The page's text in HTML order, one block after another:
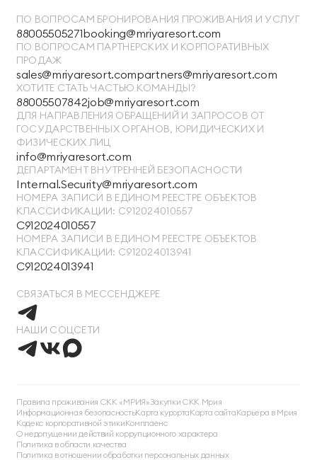
ДОПОЛНИТЕЛЬНЫЙ ТЕЛЕФОН ДЛЯ СВЯЗИ
+74991107964
ПО ВОПРОСАМ БРОНИРОВАНИЯ ПРОЖИВАНИЯ И УСЛУГ
88005505271booking@mriyaresort.com
ПО ВОПРОСАМ ПАРТНЕРСКИХ И КОРПОРАТИВНЫХ
ПРОДАЖ
sales@mriyaresort.compartners@mriyaresort.com
ХОТИТЕ СТАТЬ ЧАСТЬЮ КОМАНДЫ?
88005507842job@mriyaresort.com
ДЛЯ НАПРАВЛЕНИЯ ОБРАЩЕНИЙ И ЗАПРОСОВ ОТ
ГОСУДАРСТВЕННЫХ ОРГАНОВ, ЮРИДИЧЕСКИХ И
ФИЗИЧЕСКИХ ЛИЦ
info@mriyaresort.com
ДЕПАРТАМЕНТ ВНУТРЕННЕЙ БЕЗОПАСНОСТИ
Internal.Security@mriyaresort.com
НОМЕРА ЗАПИСИ В ЕДИНОМ РЕЕСТРЕ ОБЪЕКТОВ
КЛАССИФИКАЦИИ: С912024010557
С912024010557
НОМЕРА ЗАПИСИ В ЕДИНОМ РЕЕСТРЕ ОБЪЕКТОВ
КЛАССИФИКАЦИИ: С912024013941
С912024013941
СВЯЗАТЬСЯ В МЕССЕНДЖЕРЕ
НАШИ СОЦСЕТИ
Правила проживания СКК «МРИЯ»Закупки СКК Мрия
Информационная безопасностьКарта курортаКарта сайтаКарьера в Мрия
Кодекс корпоративной этикиКомплаенс
О недопущении действий коррупционного характера
Политика в области качества
Политика в отношении обработки персональных данных